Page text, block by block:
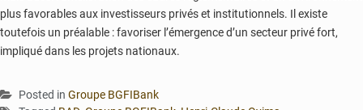
plus favorables aux investisseurs privés et institutionnels. Il existe
toutefois un préalable : favoriser l’émergence d’un secteur privé fort,
impliqué dans les projets nationaux.
Posted in Groupe BGFIBank